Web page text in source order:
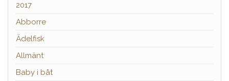
2017
Abborre
Ädelfisk
Allmänt
Baby i båt